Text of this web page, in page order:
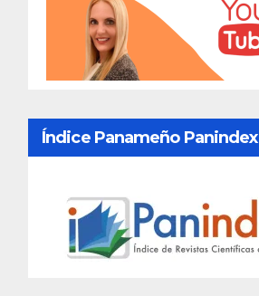
Índice Panameño Panindex